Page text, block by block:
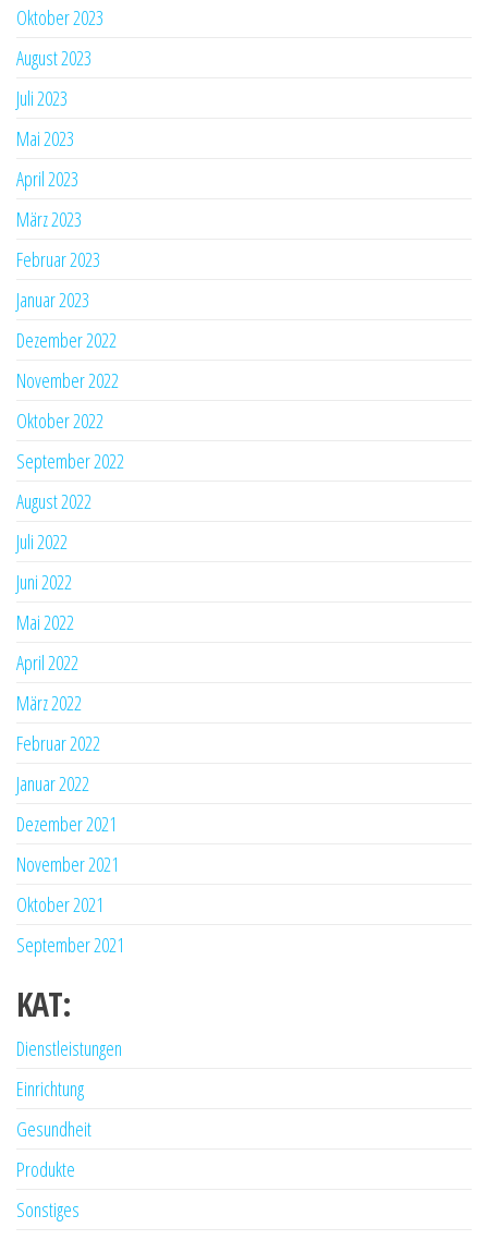
Oktober 2023
August 2023
Juli 2023
Mai 2023
April 2023
März 2023
Februar 2023
Januar 2023
Dezember 2022
November 2022
Oktober 2022
September 2022
August 2022
Juli 2022
Juni 2022
Mai 2022
April 2022
März 2022
Februar 2022
Januar 2022
Dezember 2021
November 2021
Oktober 2021
September 2021
KAT:
Dienstleistungen
Einrichtung
Gesundheit
Produkte
Sonstiges